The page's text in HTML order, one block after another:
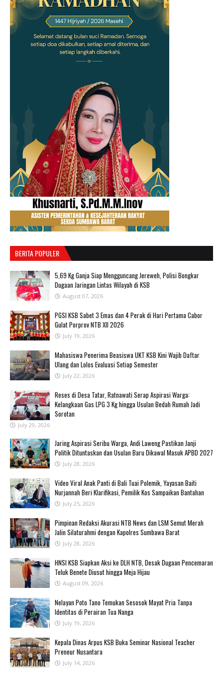
BERITA POPULER
‎5,69 Kg Ganja Siap Mengguncang Jereweh, Polisi Bongkar
Dugaan Jaringan Lintas Wilayah di KSB ‎
August 07, 2026
PGSI KSB Sabet 3 Emas dan 4 Perak di Hari Pertama Cabor
Gulat Porprov NTB XII 2026 ‎
July 19, 2026
Mahasiswa Penerima Beasiswa UKT KSB Kini Wajib Daftar
Ulang dan Lolos Evaluasi Setiap Semester
July 22, 2026
Reses di Desa Tatar, Ratnawati Serap Aspirasi Warga:
Kelangkaan Gas LPG 3 Kg hingga Usulan Bedah Rumah Jadi
Sorotan
July 29, 2026
Jaring Aspirasi Seribu Warga, Andi Laweng Pastikan Janji
Politik Dituntaskan dan Usulan Baru Dikawal Masuk APBD 2027
July 28, 2026
‎Video Viral Anak Panti di Bali Tuai Polemik, Yayasan Baiti
Nurjannah Beri Klarifikasi, Pemilik Kos Sampaikan Bantahan ‎
July 25, 2026
Pimpinan Redaksi Akurasi NTB News dan LSM Semut Merah
Jalin Silaturahmi dengan Kapolres Sumbawa Barat
July 28, 2026
‎HNSI KSB Siapkan Aksi ke DLH NTB, Desak Dugaan Pencemaran
Teluk Benete Diusut hingga Meja Hijau
August 09, 2026
‎Nelayan Poto Tano Temukan Sesosok Mayat Pria Tanpa
Identitas di Perairan Tua Nanga ‎
July 19, 2026
Kepala Dinas Arpus KSB Buka Seminar Nasional Teacher
Preneur Nusantara
July 14, 2026